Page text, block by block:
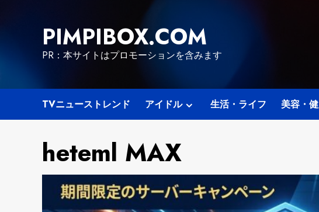
PIMPIBOX.COM
PR：本サイトはプロモーションを含みます
TVニューストレンド アイドル 生活・ライフ 美容・
heteml MAX